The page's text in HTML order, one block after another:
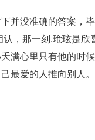
并没准确的答案，
，那一刻,玱玹是
满心里只有他的时
最爱的人推向别人